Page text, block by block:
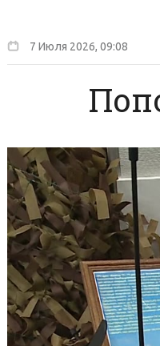
7 Июля 2026, 09:08